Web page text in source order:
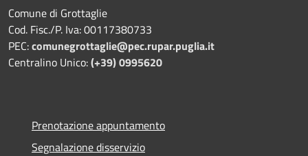
Comune di Grottaglie
Cod. Fisc./P. Iva: 00117380733
PEC:comunegrottaglie@pec.rupar.puglia.it
Centralino Unico:(+39) 0995620
Prenotazione appuntamento
Segnalazione disservizio